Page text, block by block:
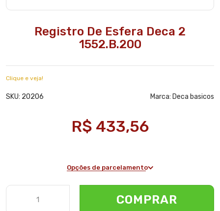
Registro De Esfera Deca 2
1552.B.200
Clique e veja!
SKU: 20206 Marca: Deca basicos
R$ 433,56
Opções de parcelamento
COMPRAR